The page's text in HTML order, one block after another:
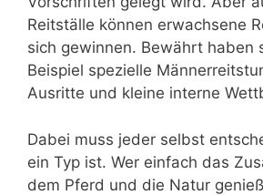
Reitställe können erwachsene
sich gewinnen. Bewährt haben
Beispiel spezielle
Ausritte und kleine interne
Dabei muss jeder selbst
ein Typ ist. Wer einfach das
dem Pferd und die Natur